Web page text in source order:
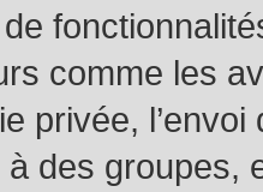
comme les
privée,
à des groupes,